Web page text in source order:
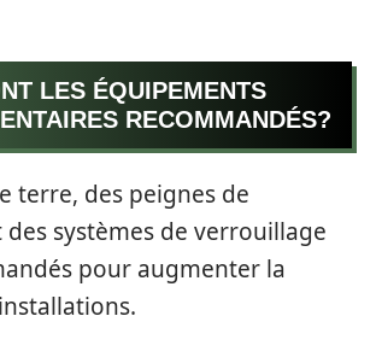
LES ÉQUIPEMENTS
RECOMMANDÉS?
terre, des peignes de
systèmes de verrouillage
pour augmenter la